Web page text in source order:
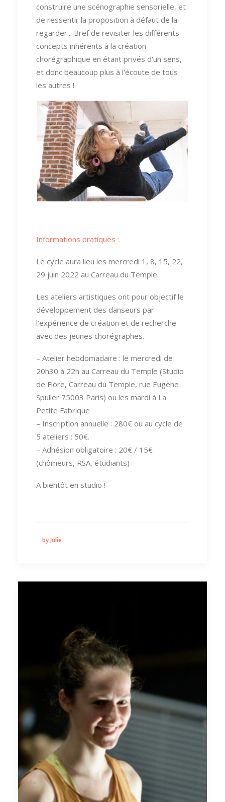
construire une scénographie sensorielle, et
de ressentir la proposition à défaut de la
regarder... Bref de revisiter les différents
concepts inhérents à la création
chorégraphique en étant privés d'un sens,
et donc beaucoup plus à l'écoute de tous
les autres !
Informations pratiques :
Le cycle aura lieu les mercredi 1, 8, 15, 22,
29 juin 2022 au Carreau du Temple.
Les ateliers artistiques ont pour objectif le
développement des danseurs par
l’expérience de création et de recherche
avec des jeunes chorégraphes.
– Atelier hebdomadaire : le mercredi de
20h30 à 22h au Carreau du Temple (Studio
de Flore, Carreau du Temple, rue Eugène
Spuller 75003 Paris) ou les mardi à La
Petite Fabrique
– Inscription annuelle : 280€ ou au cycle de
5 ateliers : 50€.
– Adhésion obligatoire : 20€ / 15€
(chômeurs, RSA, étudiants)
A bientôt en studio !
by Julie